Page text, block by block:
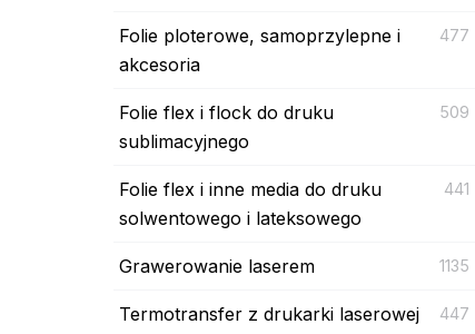
Folie ploterowe, samoprzylepne i
akcesoria
477
Folie flex i flock do druku
sublimacyjnego
509
Folie flex i inne media do druku
solwentowego i lateksowego
441
Grawerowanie laserem 1135
Termotransfer z drukarki laserowej 447